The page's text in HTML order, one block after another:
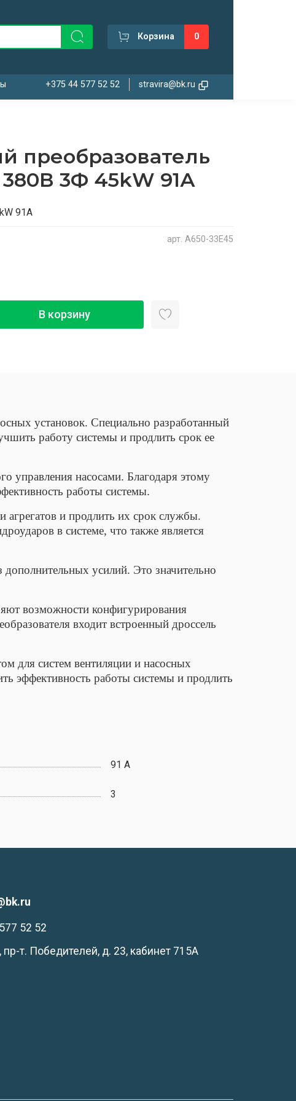
Корзина 0
+375 44 577 52 52 stravira@bk.ru
арт. A650-33E45
преобразователь
380В 3Ф 45kW 91А
В корзину
91А
установок. Специально разработанный
работу системы и продлить срок ее
управления насосами. Благодаря этому
работы системы.
агрегатов и продлить их срок службы.
в системе, что также является
усилий. Это значительно
возможности конфигурирования
входит встроенный дроссель
для систем вентиляции и насосных
эффективность работы системы и продлить
91 А
3
52 52
пр-т. Победителей, д. 23, кабинет 715А